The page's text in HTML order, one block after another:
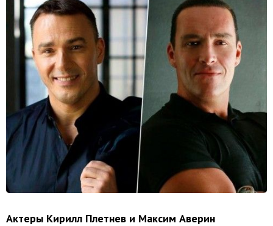
Актеры Кирилл Плетнев и Максим Аверин